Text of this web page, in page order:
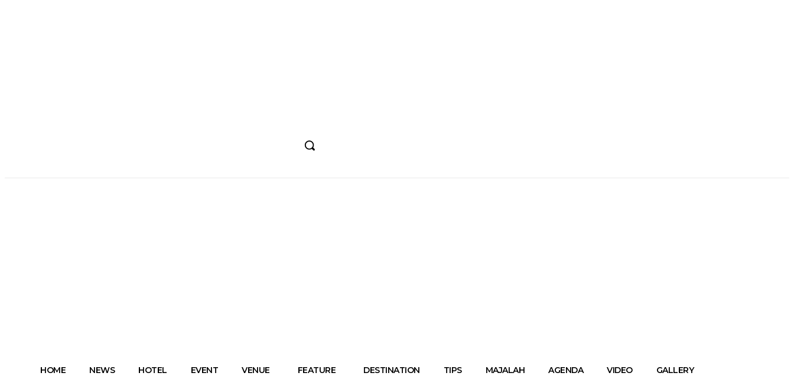
HOME NEWS HOTEL EVENT VENUE FEATURE DESTINATION TIPS MAJALAH AGENDA VIDEO GALLERY